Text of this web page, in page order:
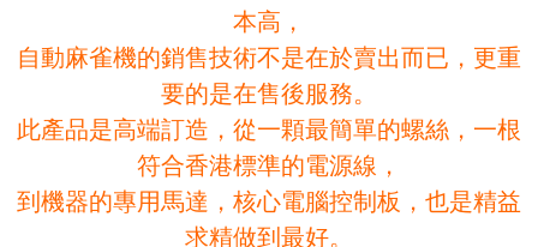
本高，
自動麻雀機的銷售技術不是在於賣出而已，更重
要的是在售後服務。
此產品是高端訂造，從一顆最簡單的螺絲，一根
符合香港標準的電源線，
到機器的專用馬達，核心電腦控制板，也是精益
求精做到最好。